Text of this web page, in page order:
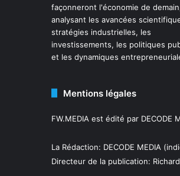
façonneront l'économie de
analysant les avancées
stratégies industrielles, les
investissements, les politiques
et les dynamiques
Mentions légales
FW.MEDIA est édité par DECODE
La Rédaction: DECODE MEDIA
Directeur de la publication: